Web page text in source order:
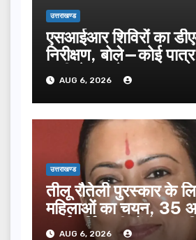
उत्तराखण्ड
एसआईआर शिविरों का
निरीक्षण, बोले—कोई
सूची से न छूटे…
AUG 6, 2026
उत्तराखण्ड
तीलू रौतेली पुरस्कार के
महिलाओं का चयन, 35
कार्यकर्तियां भी होंगी
AUG 6, 2026